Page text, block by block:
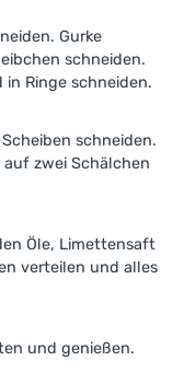
Gurke
schneiden.
Ringe schneiden.
schneiden.
zwei Schälchen
Öle, Limettensaft
verteilen und alles
und genießen.